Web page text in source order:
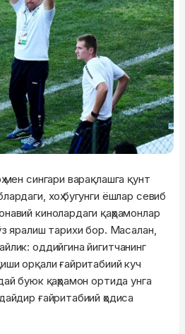
мен сингари варақлашга қунт
хоҳ бугунги ёшлар севиб
кинолардаги қаҳрамонлар
яралиш тарихи бор. Масалан,
оддийгина йигитчанинг
орқали ғайритабиий куч
буюк қаҳрамон ортида унга
ғайритабиий ҳодиса